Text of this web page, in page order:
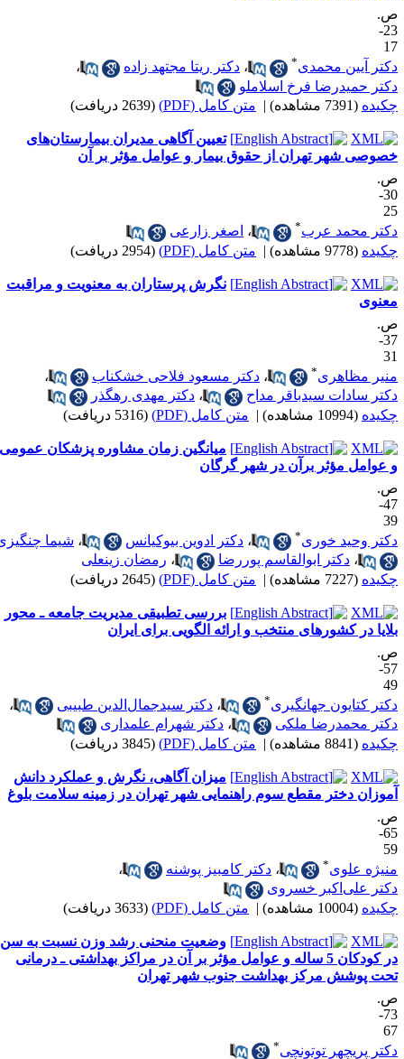
23-
آیین محمدی
،دکتر ریتا مجتهد زاده
،
حمیدرضا فرخ اسلاملو
(7391 مشاهده) | متن کامل (PDF) (2639 دریافت)
تعیین آگاهی مدیران بیمارستان‌های
شهر تهران از حقوق بیمار و عوامل مؤثر بر آن
30-
محمد عرب
،اصغر زارعی
(9778 مشاهده) | متن کامل (PDF) (2954 دریافت)
نگرش پرستاران به معنویت و مراقبت
37-
مظاهری
،دکتر مسعود فلاحی خشکناب
،
سادات سیدباقر مداح
،دکتر مهدی رهگذر
(10994 مشاهده) | متن کامل (PDF) (5316 دریافت)
میانگین زمان مشاوره پزشکان عمومی
عوامل مؤثر برآن در شهر گرگان
47-
وحید خوری
،دکتر ادوین بیوکیانس ،شیما چنگیزی
،دکتر ابوالقاسم پوررضا ،رمضان زینعلی
(7227 مشاهده) | متن کامل (PDF) (2645 دریافت)
بررسی تطبیقی مدیریت جامعه ـ محور
در کشورهای منتخب و ارائه الگویی برای ایران
57-
کتایون جهانگیری
،دکتر سیدجمال‌الدین طبیبی
،
محمدرضا ملکی
،دکتر شهرام علمداری
(8841 مشاهده) | متن کامل (PDF) (3845 دریافت)
میزان آگاهی، نگرش و عملکرد دانش
دختر مقطع سوم راهنمایی شهر تهران در زمینه سلامت بلوغ
65-
علوی
،دکتر کامبیز پوشنه
،
علی‌اکبر خسروی
(10004 مشاهده) | متن کامل (PDF) (3633 دریافت)
وضعیت منحنی رشد وزن نسبت به سن
در کودکان 5 ساله و عوامل مؤثر بر آن در مراکز بهداشتی ـ درمانی
پوشش مرکز بهداشت جنوب شهر تهران
73-
پریچهر توتونچی